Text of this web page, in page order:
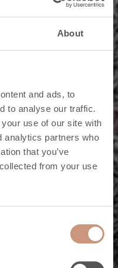
About
and ads, to
to analyse our traffic.
use of our site with
analytics partners who
that you’ve
from your use
a